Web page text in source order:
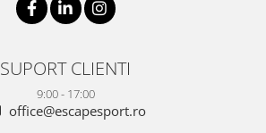
SUPORT CLIENTI
9:00 - 17:00
office@escapesport.ro